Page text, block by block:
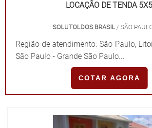
LOCAÇÃO DE TENDA 5X5
SOLUTOLDOS BRASIL / SÃO
Região de atendimento: São Paulo,
São Paulo - Grande São Paulo...
COTAR AGORA